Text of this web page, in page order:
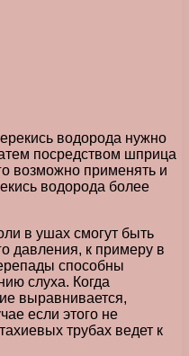
водорода нужно
посредством шприца
возможно применять и
водорода более
в ушах смогут быть
давления, к примеру в
способны
слуха. Когда
выравнивается,
если этого не
трубах ведет к